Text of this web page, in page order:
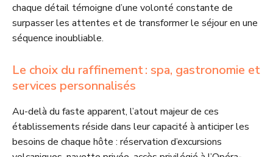
chaque détail témoigne d’une volonté constante de
surpasser les attentes et de transformer le séjour en une
séquence inoubliable.
Le choix du raffinement : spa, gastronomie et
services personnalisés
Au-delà du faste apparent, l’atout majeur de ces
établissements réside dans leur capacité à anticiper les
besoins de chaque hôte : réservation d’excursions